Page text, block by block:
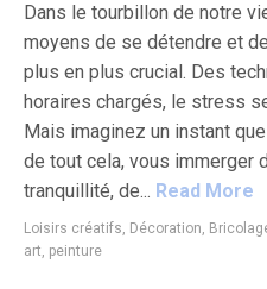
Dans le tourbillon de notre
moyens de se détendre et
plus en plus crucial. Des
horaires chargés, le stress
Mais imaginez un instant
de tout cela, vous immerger
tranquillité, de... Read More
Loisirs créatifs, Décoration,
art, peinture